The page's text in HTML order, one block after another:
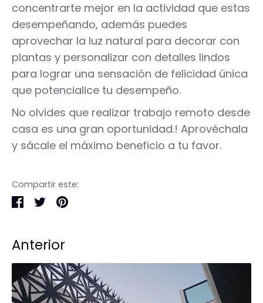
concentrarte mejor en la actividad que estas
desempeñando, además puedes
aprovechar la luz natural para decorar con
plantas y personalizar con detalles lindos
para lograr una sensación de felicidad única
que potencialice tu desempeño.
No olvides que realizar trabajo remoto desde
casa es una gran oportunidad.! Aprovéchala
y sácale el máximo beneficio a tu favor.
Compartir este:
Compartir
TuitearHacer
Anterior